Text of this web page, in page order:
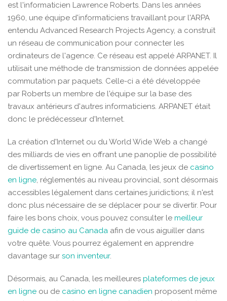
est l'informaticien Lawrence Roberts. Dans les années
1960, une équipe d'informaticiens travaillant pour l'ARPA
entendu Advanced Research Projects Agency, a construit
un réseau de communication pour connecter les
ordinateurs de l'agence. Ce réseau est appelé ARPANET. Il
utilisait une méthode de transmission de données appelée
commutation par paquets. Celle-ci a été développée
par Roberts un membre de l'équipe sur la base des
travaux antérieurs d'autres informaticiens. ARPANET était
donc le prédécesseur d'Internet.
La création d'Internet ou du World Wide Web a changé
des milliards de vies en offrant une panoplie de possibilité
de divertissement en ligne. Au Canada, les jeux de casino
en ligne, réglementés au niveau provincial, sont désormais
accessibles légalement dans certaines juridictions; il n'est
donc plus nécessaire de se déplacer pour se divertir. Pour
faire les bons choix, vous pouvez consulter le meilleur
guide de casino au Canada afin de vous aiguiller dans
votre quête. Vous pourrez également en apprendre
davantage sur son inventeur.
Désormais, au Canada, les meilleures plateformes de jeux
en ligne ou de casino en ligne canadien proposent même